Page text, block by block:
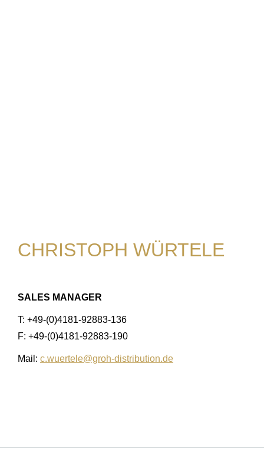
CHRISTOPH WÜRTELE
SALES MANAGER
T: +49-(0)4181-92883-136
F: +49-(0)4181-92883-190
Mail: c.wuertele@groh-distribution.de